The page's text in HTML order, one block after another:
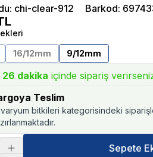
: chi-clear-912 Barkod:
16/12mm 9/12mm
26 dakika içinde sipariş
Teslim
bitkileri kategorisindeki
Sepete